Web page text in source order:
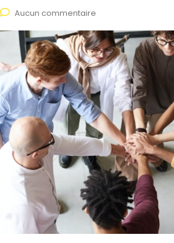
Aucun commentaire